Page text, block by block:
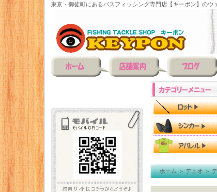
東京・御徒町にあるバスフィッシング専門店【キーポン】のウ
ホーム＞デュオ＞